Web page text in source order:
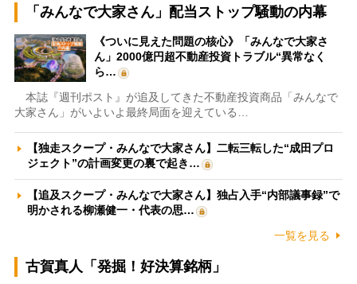
「みんなで大家さん」配当ストップ騒動の内幕
《ついに見えた問題の核心》「みんなで大家さ
ん」2000億円超不動産投資トラブル“異常なく
ら…
本誌『週刊ポスト』が追及してきた不動産投資商品「みんなで
大家さん」がいよいよ最終局面を迎えている…
【独走スクープ・みんなで大家さん】二転三転した“成田プロ
ジェクト”の計画変更の裏で起き…
【追及スクープ・みんなで大家さん】独占入手“内部議事録”で
明かされる柳瀬健一・代表の思…
一覧を見る
古賀真人「発掘！好決算銘柄」